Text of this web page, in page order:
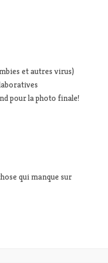
et autres virus)
pour la photo finale!
qui manque sur